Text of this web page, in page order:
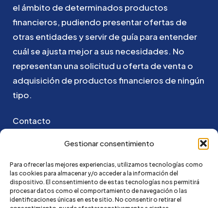
Gestionar consentimiento
Para ofrecer las mejores experiencias, utilizamos tecnologías como
las cookies para almacenar y/o acceder a la información del
dispositivo. El consentimiento de estas tecnologías nos permitirá
procesar datos como el comportamiento de navegación o las
identificaciones únicas en este sitio. No consentir o retirar el
el ámbito de determinados productos
financieros, pudiendo presentarofertas de
otras entidadesyservirde guía para entender
cuálse ajusta mejorasus necesidades. No
representan unasolicitud u oferta deventa o
adquisición de productosfinancieros de ningún
tipo.
Contacto
Puedes ponerte en contacto con nosotros
go@credi4me.com